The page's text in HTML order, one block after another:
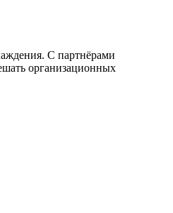
С партнёрами
организационных